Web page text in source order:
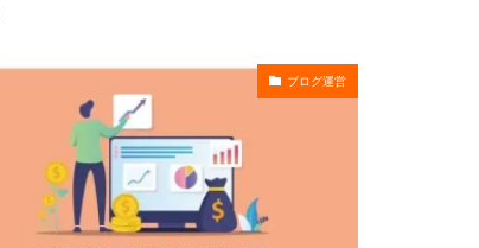
ブログ運営